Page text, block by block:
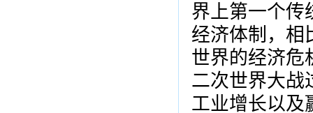
界上第一个传
经济体制，相
世界的经济危
二次世界大战
工业增长以及